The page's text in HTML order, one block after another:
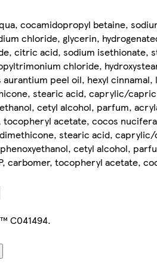
cocamidopropyl betaine,
chloride, glycerin,
citric acid, sodium isethionate,
chloride,
peel oil, hexyl
stearic acid, caprylic/
cetyl alcohol, parfum,
tocopheryl acetate, cocos
stearic acid,
cetyl alcohol,
carbomer, tocopheryl acetate,
C041494.